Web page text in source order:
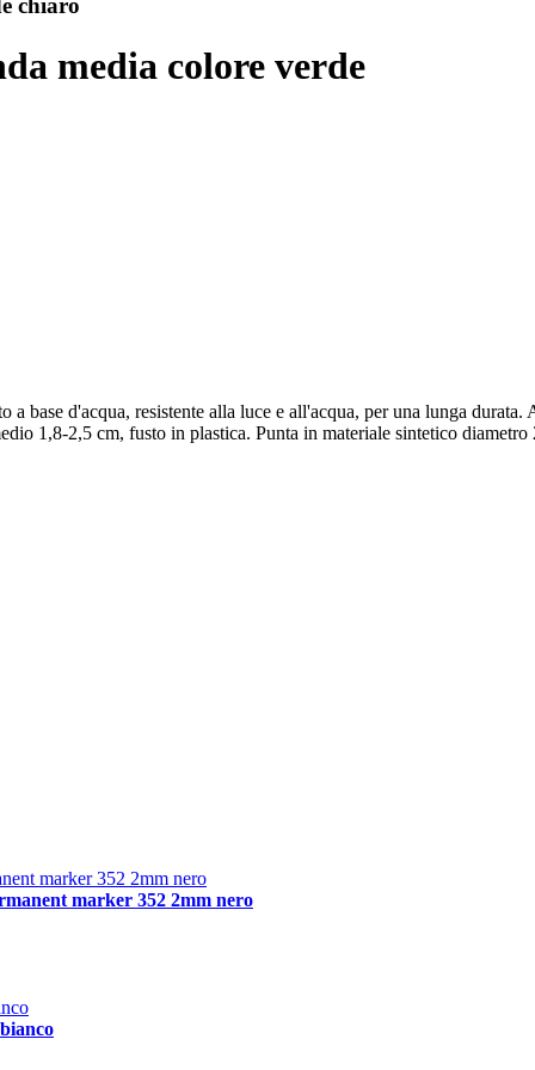
media colore verde
base d'acqua, resistente alla luce e all'acqua, per una lunga
1,8-2,5 cm, fusto in plastica. Punta in materiale sintetico diametro
marker 352 2mm nero